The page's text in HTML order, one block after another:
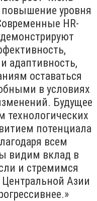
повышение уровня
HR-
адаптивность,
оставаться
в условиях
Будущее
технологических
потенциала
всем
видим вклад в
и стремимся
Центральной Азии